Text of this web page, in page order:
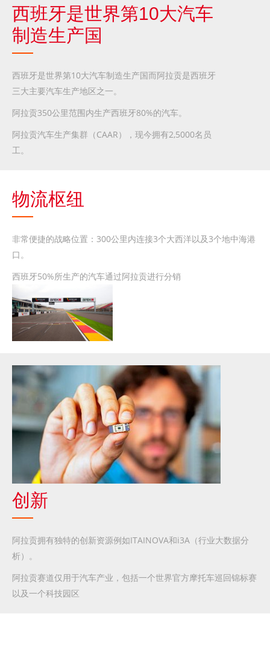
西班牙是世界第10大汽车
制造生产国
西班牙是世界第10大汽车制造生产国而阿拉贡是西班牙
三大主要汽车生产地区之一。
阿拉贡350公里范围内生产西班牙80%的汽车。
阿拉贡汽车生产集群（CAAR），现今拥有2,5000名员
工。
物流枢纽
非常便捷的战略位置：300公里内连接3个大西洋以及3个地中海港
口。
西班牙50%所生产的汽车通过阿拉贡进行分销
创新
阿拉贡拥有独特的创新资源例如ITAINOVA和i3A（行业大数据分
析）。
阿拉贡赛道仅用于汽车产业，包括一个世界官方摩托车巡回锦标赛
以及一个科技园区